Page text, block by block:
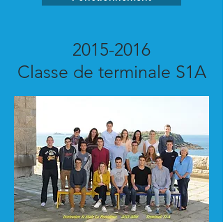
2015-2016
Classe de terminale S1A